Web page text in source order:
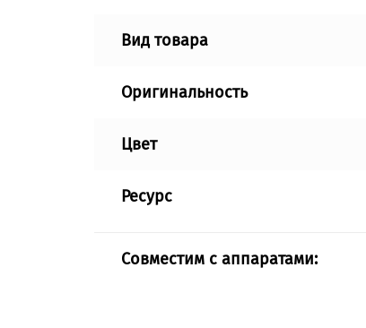
Вид товара
Оригинальность
Цвет
Ресурс
Совместим с аппаратами: